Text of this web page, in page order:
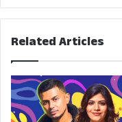
Related Articles